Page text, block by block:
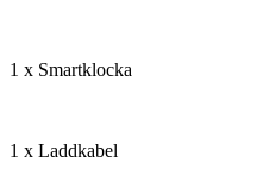
1 x Smartklocka
1 x Laddkabel